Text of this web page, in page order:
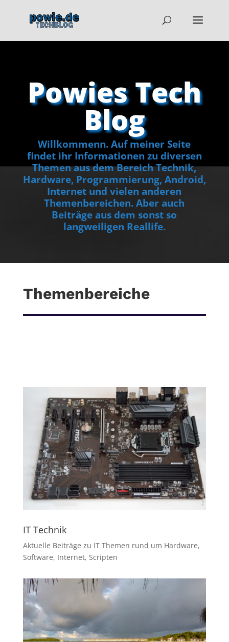
Powies Tech
Blog
Willkommenn. Auf meiner Seite
findet ihr Informationen zu diversen
Themen aus dem Bereich Technik,
Hardware, Programmierung, Android,
Internet und vielen anderen
Themenbereichen. Aber auch
Beiträge aus dem sonst so
langweiligen Reallife.
Themenbereiche
IT Technik
Aktuelle Beiträge zu IT Themen rund um Hardware,
Software, Internet, Scripten